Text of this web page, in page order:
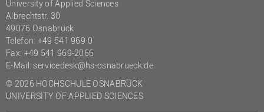
University of Applied Sciences
Albrechtstr. 30
49076 Osnabrück
Telefon: +49 541 969-0
Fax: +49 541 969-2066
E-Mail: servicedesk@hs-osnabrueck.de
© 2026 HOCHSCHULE OSNABRÜCK
UNIVERSITY OF APPLIED SCIENCES